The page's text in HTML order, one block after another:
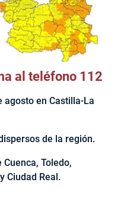
al teléfono 112
agosto en Castilla-La
de la región.
Toledo,
Ciudad Real.